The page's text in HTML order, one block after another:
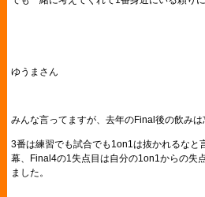
ゆうまさん
みんな言ってますが、去年のFinal後の飲みは
3番は練習でも試合でも1on1は抜かれるなと
幕、Final4の1失点目は自分の1on1からの失
ました。